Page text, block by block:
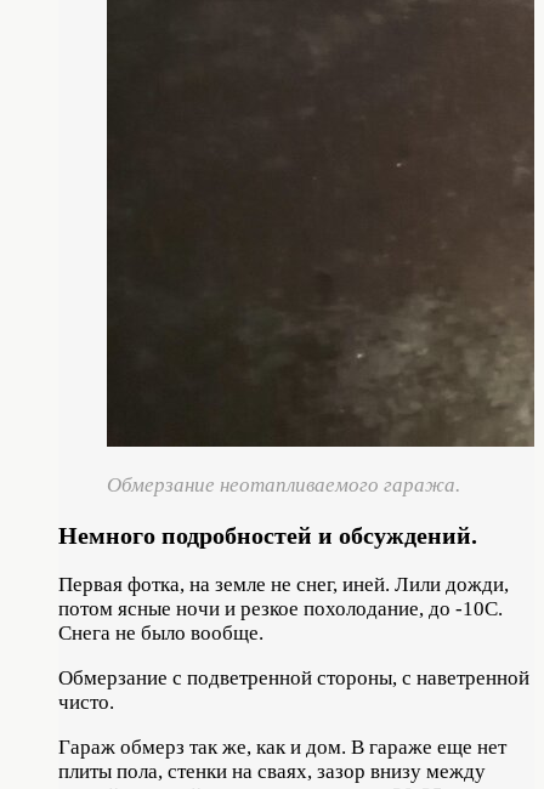
Обмерзание неотапливаемого гаража.
Немного подробностей и обсуждений.
Первая фотка, на земле не снег, иней. Лили дожди,
потом ясные ночи и резкое похолодание, до -10С.
Снега не было вообще.
Обмерзание с подветренной стороны, с наветренной
чисто.
Гараж обмерз так же, как и дом. В гараже еще нет
плиты пола, стенки на сваях, зазор внизу между